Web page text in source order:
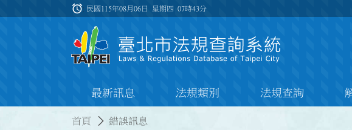
:::
alarm 民國115年08月06日 星期四07時43分
最新訊息 法規類別 法規查詢
首頁 錯誤訊息